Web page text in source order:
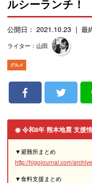
ルシーランチ！
公開日： 2021.10.23 最
ライター：山田
グルメ
◉ 令和8年 熊本地震 支援
▼避難所まとめ
http://higojournal.com/
▼食料支援まとめ